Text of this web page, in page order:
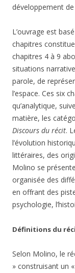
développement de
L’ouvrage est
chapitres
chapitres 4 à 9
situations
parole, de
l’espace. Ces six
qu’analytique,
matière, les
Discours du récit.
l’évolution
littéraires, des
Molino se
organisée des
en offrant des
psychologie,
Définitions du
Selon Molino, le
» construisant un